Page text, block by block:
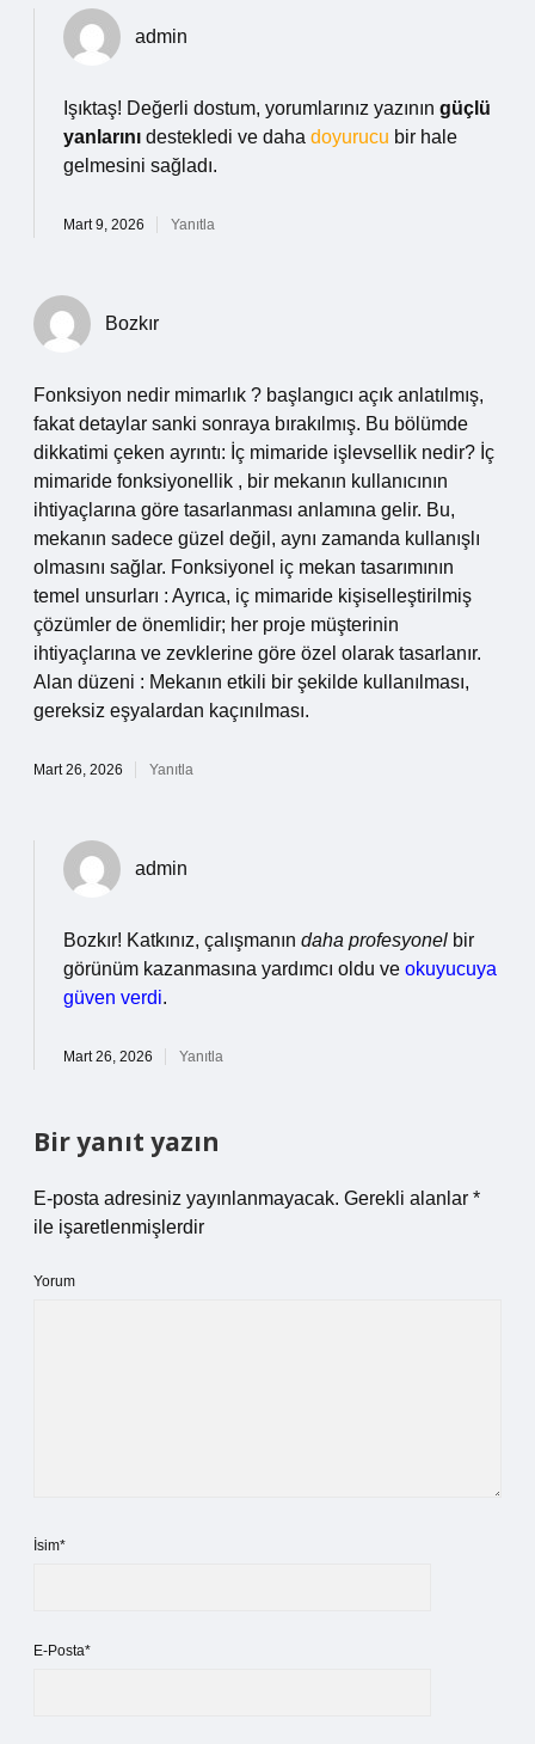
admin
Işıktaş! Değerli dostum, yorumlarınız yazının güçlü
yanlarını destekledi ve daha doyurucu bir hale
gelmesini sağladı.
Mart 9, 2026 Yanıtla
Bozkır
Fonksiyon nedir mimarlık ? başlangıcı açık anlatılmış,
fakat detaylar sanki sonraya bırakılmış. Bu bölümde
dikkatimi çeken ayrıntı: İç mimaride işlevsellik nedir? İç
mimaride fonksiyonellik , bir mekanın kullanıcının
ihtiyaçlarına göre tasarlanması anlamına gelir. Bu,
mekanın sadece güzel değil, aynı zamanda kullanışlı
olmasını sağlar. Fonksiyonel iç mekan tasarımının
temel unsurları : Ayrıca, iç mimaride kişiselleştirilmiş
çözümler de önemlidir; her proje müşterinin
ihtiyaçlarına ve zevklerine göre özel olarak tasarlanır.
Alan düzeni : Mekanın etkili bir şekilde kullanılması,
gereksiz eşyalardan kaçınılması.
Mart 26, 2026 Yanıtla
admin
Bozkır! Katkınız, çalışmanın daha profesyonel bir
görünüm kazanmasına yardımcı oldu ve okuyucuya
güven verdi.
Mart 26, 2026 Yanıtla
Bir yanıt yazın
E-posta adresiniz yayınlanmayacak. Gerekli alanlar *
ile işaretlenmişlerdir
Yorum
İsim*
E-Posta*